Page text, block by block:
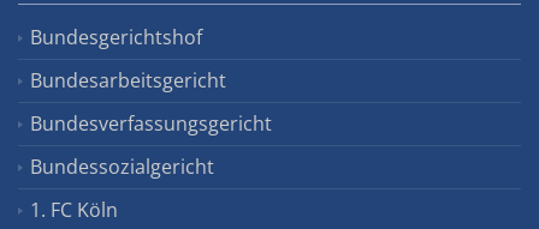
Bundesgerichtshof
Bundesarbeitsgericht
Bundesverfassungsgericht
Bundessozialgericht
1. FC Köln